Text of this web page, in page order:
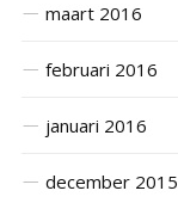
maart 2016
februari 2016
januari 2016
december 2015